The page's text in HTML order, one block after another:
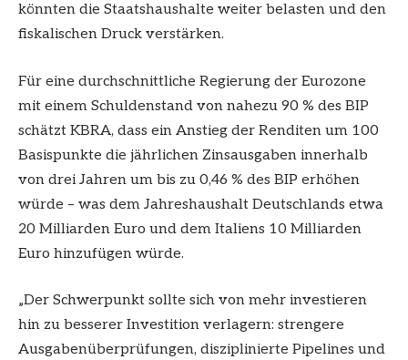
könnten die Staatshaushalte weiter belasten und den
fiskalischen Druck verstärken.
Für eine durchschnittliche Regierung der Eurozone
mit einem Schuldenstand von nahezu 90 % des BIP
schätzt KBRA, dass ein Anstieg der Renditen um 100
Basispunkte die jährlichen Zinsausgaben innerhalb
von drei Jahren um bis zu 0,46 % des BIP erhöhen
würde – was dem Jahreshaushalt Deutschlands etwa
20 Milliarden Euro und dem Italiens 10 Milliarden
Euro hinzufügen würde.
„Der Schwerpunkt sollte sich von mehr investieren
hin zu besserer Investition verlagern: strengere
Ausgabenüberprüfungen, disziplinierte Pipelines und